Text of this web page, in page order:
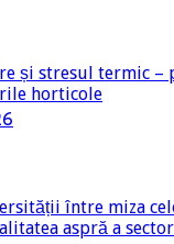
și stresul termic –
horticole
între miza
aspră a